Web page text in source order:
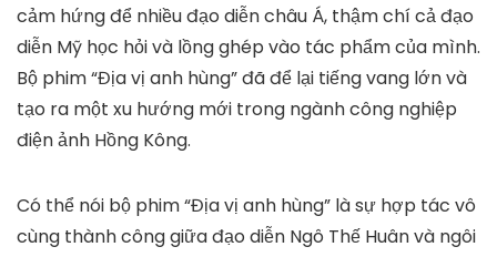
cảm hứng để nhiều đạo diễn châu Á, thậm chí cả đạo
diễn Mỹ học hỏi và lồng ghép vào tác phẩm của mình.
Bộ phim “Địa vị anh hùng” đã để lại tiếng vang lớn và
tạo ra một xu hướng mới trong ngành công nghiệp
điện ảnh Hồng Kông.
Có thể nói bộ phim “Địa vị anh hùng” là sự hợp tác vô
cùng thành công giữa đạo diễn Ngô Thế Huân và ngôi